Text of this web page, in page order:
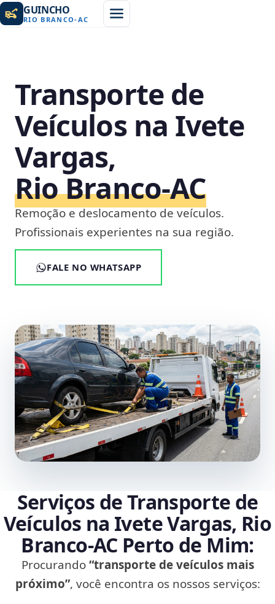
GUINCHO
RIO BRANCO-AC
Transporte de
Veículos na Ivete
Vargas,
Rio Branco‑AC
Remoção e deslocamento de veículos.
Profissionais experientes na sua região.
FALE NO WHATSAPP
Serviços de Transporte de
Veículos na Ivete Vargas, Rio
Branco‑AC Perto de Mim:
Procurando“transporte de veículos mais
próximo”, você encontra os nossos serviços: